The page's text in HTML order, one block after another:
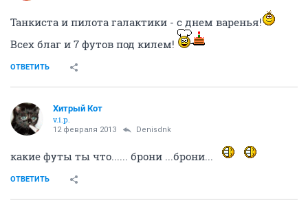
Танкиста и пилота галактики - с днем варенья!
Всех благ и 7 футов под килем!
ОТВЕТИТЬ
Хитрый Кот
v.i.p.
12 февраля 2013 Denisdnk
какие футы ты что...... брони ...брони...
ОТВЕТИТЬ